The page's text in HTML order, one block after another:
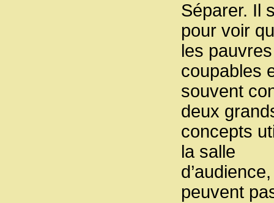
Séparer. Il
pour voir
les
coupables
souvent
deux
concepts
la salle
peuvent